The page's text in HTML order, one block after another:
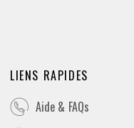
LIENS RAPIDES
Aide & FAQs